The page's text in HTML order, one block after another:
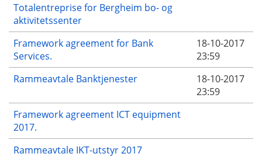
Totalentreprise for Bergheim bo- og
aktivitetssenter
Framework agreement for Bank
Services.
18-10-2017
23:59
Rammeavtale Banktjenester
18-10-2017
23:59
Framework agreement ICT equipment
2017.
Rammeavtale IKT-utstyr 2017